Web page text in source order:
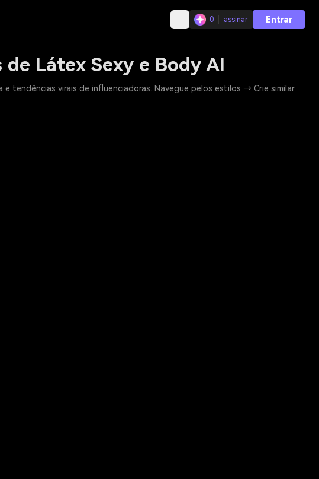
0 assinar Entrar
Látex Sexy e Body AI
tendências virais de influenciadoras. Navegue pelos estilos → Crie similar